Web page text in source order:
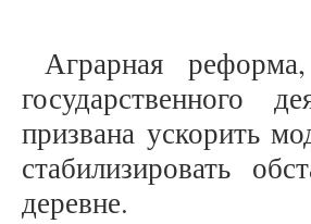
Аграрная
государственного
призвана ускорить
стабилизировать
деревне.